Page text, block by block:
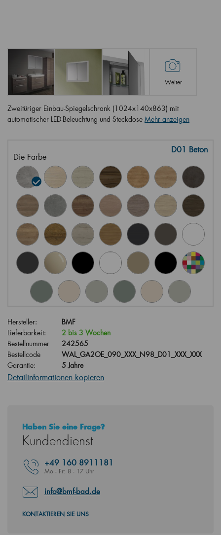
Weiter
Zweitüriger Einbau-Spiegelschrank (1024x140x863) mit
automatischer LED-Beleuchtung und Steckdose Mehr anzeigen
Die Farbe
D01 Beton
Hersteller:
BMF
Lieferbarkeit:
2 bis 3 Wochen
Bestellnummer
242565
Bestellcode
WAL_GA2OE_090_XXX_N98_D01_XXX_XXX
Garantie:
5 Jahre
Detailinformationen kopieren
Haben Sie eine Frage?
Kundendienst
+49 160 8911181
Mo - Fr: 8 - 17 Uhr
info@bmf-bad.de
KONTAKTIEREN SIE UNS